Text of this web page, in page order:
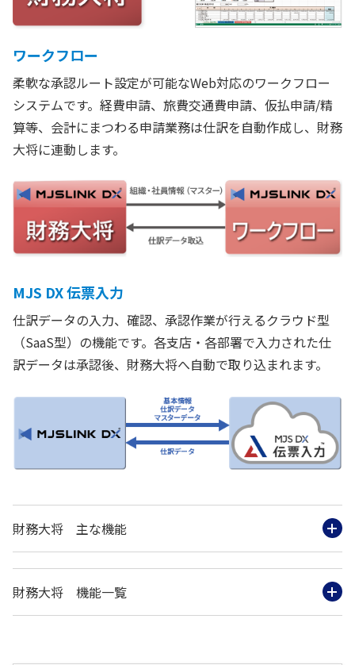
ワークフロー
柔軟な承認ルート設定が可能なWeb対応のワークフロー
システムです。経費申請、旅費交通費申請、仮払申請/精
算等、会計にまつわる申請業務は仕訳を自動作成し、財務
大将に連動します。
MJS DX 伝票入力
仕訳データの入力、確認、承認作業が行えるクラウド型
（SaaS型）の機能です。各支店・各部署で入力された仕
訳データは承認後、財務大将へ自動で取り込まれます。
財務大将 主な機能
財務大将 機能一覧